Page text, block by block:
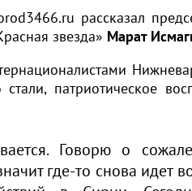
рассказал
звезда» Марат
патриотическое
Говорю о
где-то снова идет